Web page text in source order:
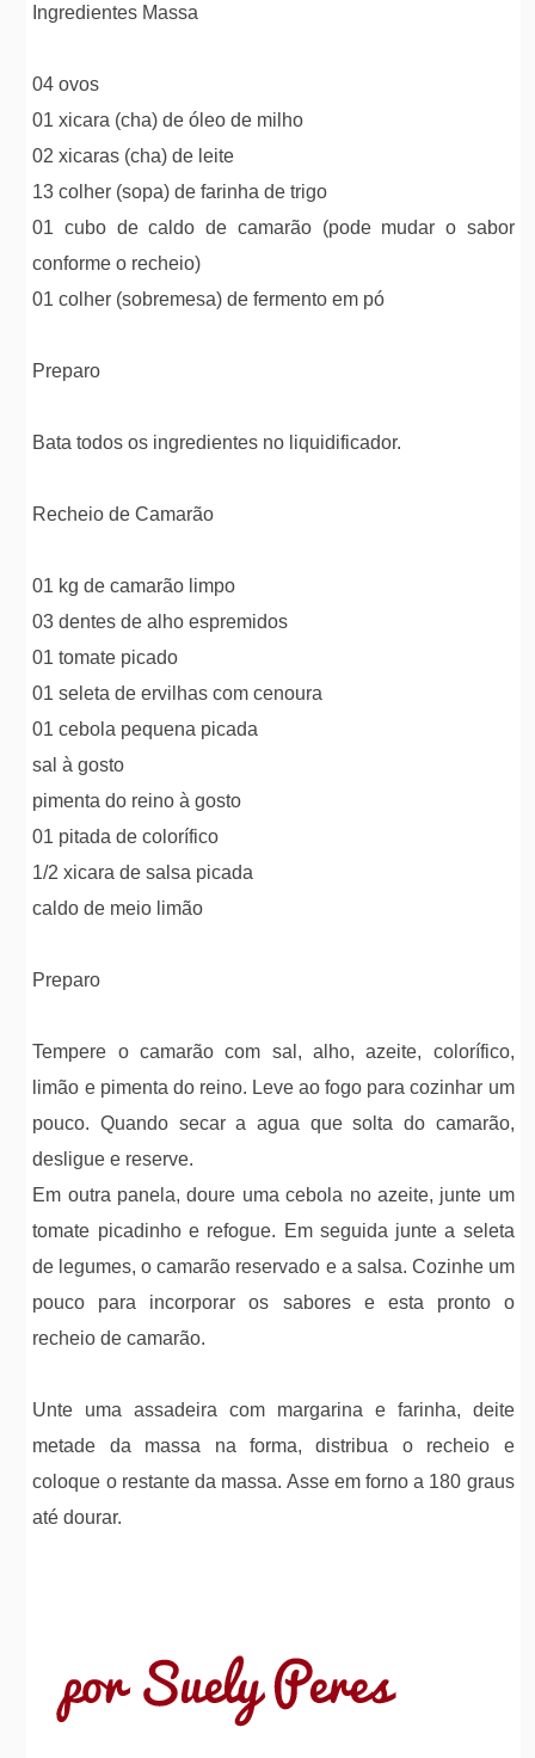
Ingredientes Massa
04 ovos
01 xicara (cha) de óleo de milho
02 xicaras (cha) de leite
13 colher (sopa) de farinha de trigo
01 cubo de caldo de camarão (pode mudar o sabor
conforme o recheio)
01 colher (sobremesa) de fermento em pó
Preparo
Bata todos os ingredientes no liquidificador.
Recheio de Camarão
01 kg de camarão limpo
03 dentes de alho espremidos
01 tomate picado
01 seleta de ervilhas com cenoura
01 cebola pequena picada
sal à gosto
pimenta do reino à gosto
01 pitada de colorífico
1/2 xicara de salsa picada
caldo de meio limão
Preparo
Tempere o camarão com sal, alho, azeite, colorífico,
limão e pimenta do reino. Leve ao fogo para cozinhar um
pouco. Quando secar a agua que solta do camarão,
desligue e reserve.
Em outra panela, doure uma cebola no azeite, junte um
tomate picadinho e refogue. Em seguida junte a seleta
de legumes, o camarão reservado e a salsa. Cozinhe um
pouco para incorporar os sabores e esta pronto o
recheio de camarão.
Unte uma assadeira com margarina e farinha, deite
metade da massa na forma, distribua o recheio e
coloque o restante da massa. Asse em forno a 180 graus
até dourar.